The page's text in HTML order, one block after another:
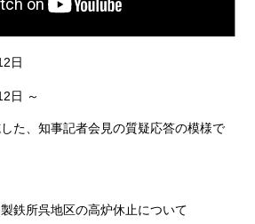
日
日
た、知事記者会見の質疑応答の模様で
鉄所呉地区の高炉休止について